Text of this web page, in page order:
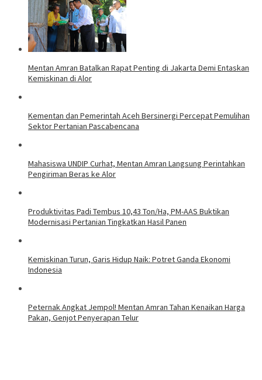
Mentan Amran Batalkan Rapat Penting di Jakarta Demi Entaskan
Kemiskinan di Alor
Kementan dan Pemerintah Aceh Bersinergi Percepat Pemulihan
Sektor Pertanian Pascabencana
Mahasiswa UNDIP Curhat, Mentan Amran Langsung Perintahkan
Pengiriman Beras ke Alor
Produktivitas Padi Tembus 10,43 Ton/Ha, PM-AAS Buktikan
Modernisasi Pertanian Tingkatkan Hasil Panen
Kemiskinan Turun, Garis Hidup Naik: Potret Ganda Ekonomi
Indonesia
Peternak Angkat Jempol! Mentan Amran Tahan Kenaikan Harga
Pakan, Genjot Penyerapan Telur